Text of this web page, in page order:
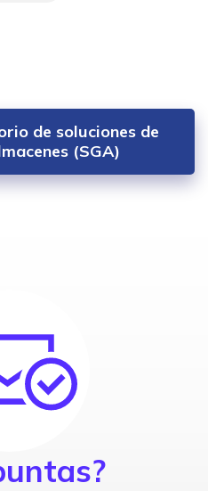
de soluciones de
(SGA)